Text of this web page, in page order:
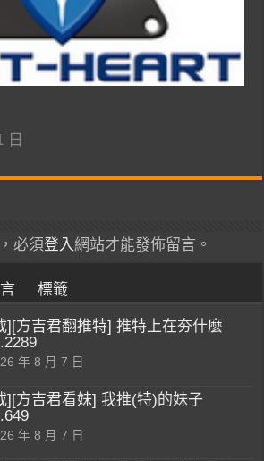
日
必須登入網站才能發佈留言。
標籤
][方吉君翻推特] 推特上在夯什麼
年 8 月 7 日
][方吉君看妹] 我推(特)的妹子
年 8 月 7 日